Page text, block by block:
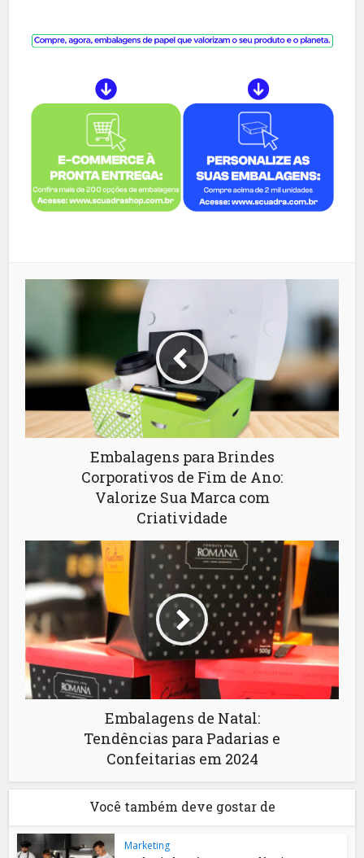
Embalagens para Brindes
Corporativos de Fim de Ano:
Valorize Sua Marca com
Criatividade
Embalagens de Natal:
Tendências para Padarias e
Confeitarias em 2024
Você também deve gostar de
Marketing